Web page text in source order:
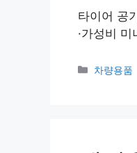
타이어 공
·가성비
차량용품